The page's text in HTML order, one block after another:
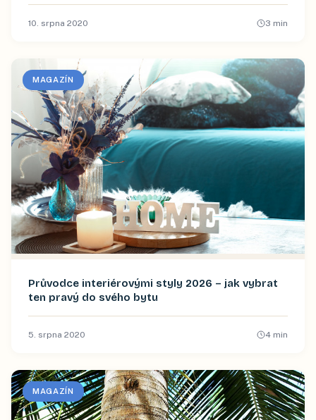
10. srpna 2020 3 min
MAGAZÍN
Průvodce interiérovými styly 2026 – jak vybrat
ten pravý do svého bytu
5. srpna 2020 4 min
MAGAZÍN